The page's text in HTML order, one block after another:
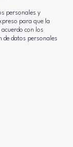
personales y
para que la
con los
de datos personales